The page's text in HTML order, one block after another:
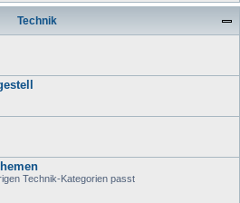
Technik
Technik-Kategorien passt